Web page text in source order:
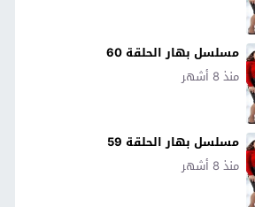
مسلسل بهار الحلقة 60
منذ 8 أشهر
مسلسل بهار الحلقة 59
منذ 8 أشهر